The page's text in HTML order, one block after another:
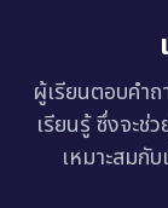
ผู้เรียนตอบคำถ
เรียนรู้ ซึ่งจะช่
เหมาะสมกั